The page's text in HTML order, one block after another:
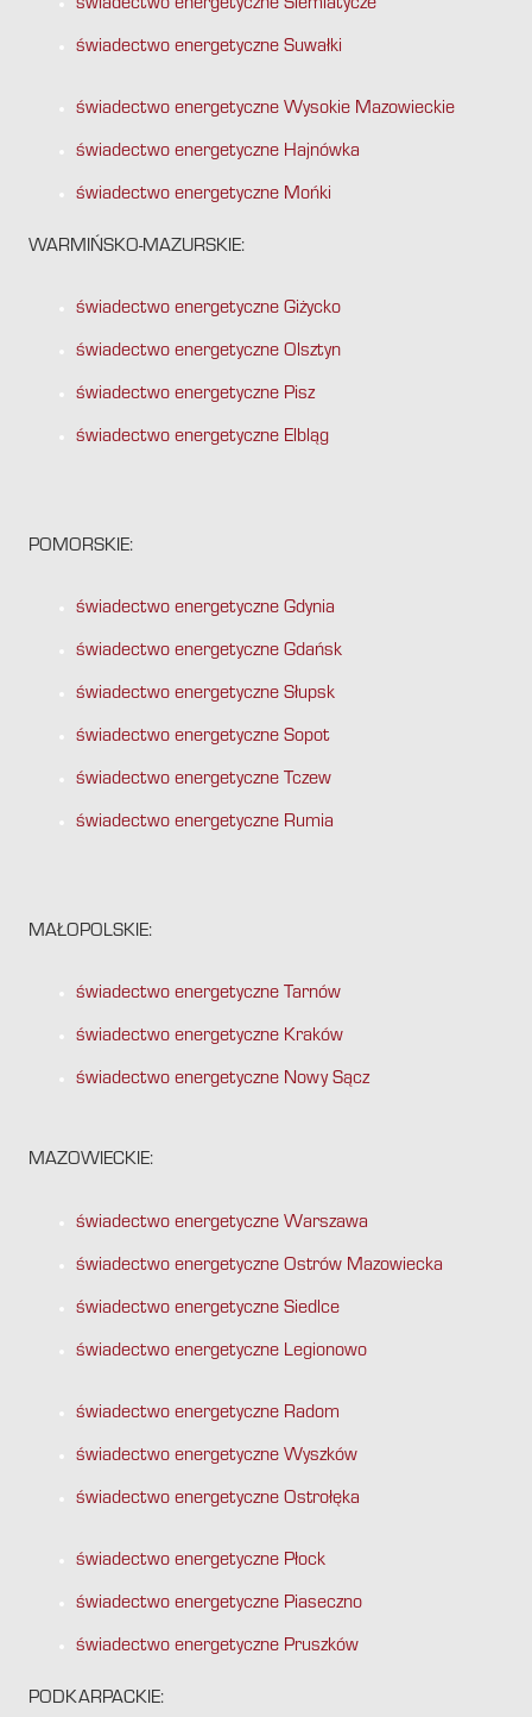
świadectwo energetyczne Siemiatycze
świadectwo energetyczne Suwałki
świadectwo energetyczne Wysokie Mazowieckie
świadectwo energetyczne Hajnówka
świadectwo energetyczne Mońki
WARMIŃSKO-MAZURSKIE:
świadectwo energetyczne Giżycko
świadectwo energetyczne Olsztyn
świadectwo energetyczne Pisz
świadectwo energetyczne Elbląg
POMORSKIE:
świadectwo energetyczne Gdynia
świadectwo energetyczne Gdańsk
świadectwo energetyczne Słupsk
świadectwo energetyczne Sopot
świadectwo energetyczne Tczew
świadectwo energetyczne Rumia
MAŁOPOLSKIE:
świadectwo energetyczne Tarnów
świadectwo energetyczne Kraków
świadectwo energetyczne Nowy Sącz
MAZOWIECKIE:
świadectwo energetyczne Warszawa
świadectwo energetyczne Ostrów Mazowiecka
świadectwo energetyczne Siedlce
świadectwo energetyczne Legionowo
świadectwo energetyczne Radom
świadectwo energetyczne Wyszków
świadectwo energetyczne Ostrołęka
świadectwo energetyczne Płock
świadectwo energetyczne Piaseczno
świadectwo energetyczne Pruszków
PODKARPACKIE: